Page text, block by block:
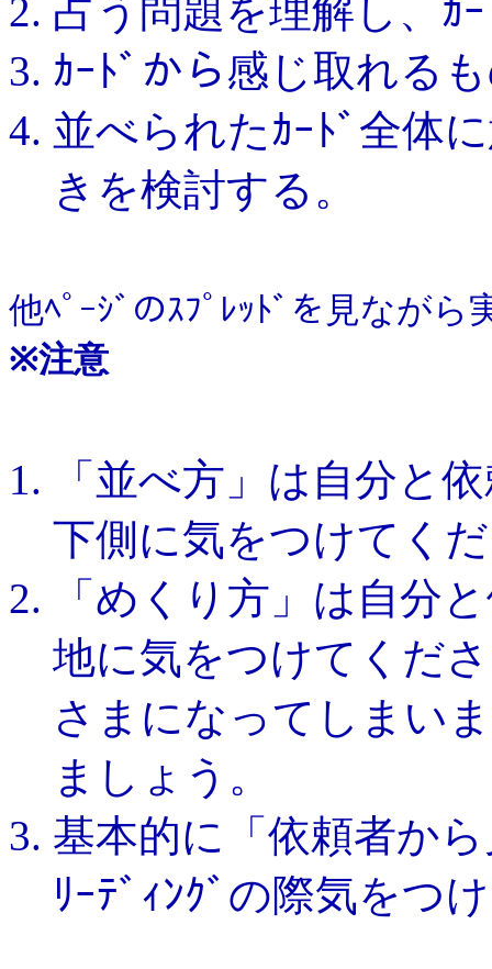
占う問題を理解し、ｶ
ｶｰﾄﾞから感じ取れる
並べられたｶｰﾄﾞ全体
きを検討する。
他ﾍﾟｰｼﾞのｽﾌﾟﾚｯﾄﾞを見なが
※注意
「並べ方」は自分と
下側に気をつけてく
「めくり方」は自分
地に気をつけてくだ
さまになってしまい
ましょう。
基本的に「依頼者か
ﾘｰﾃﾞｨﾝｸﾞの際気をつ